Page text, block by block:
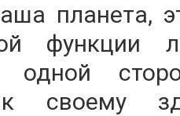
планета,
функции
своему